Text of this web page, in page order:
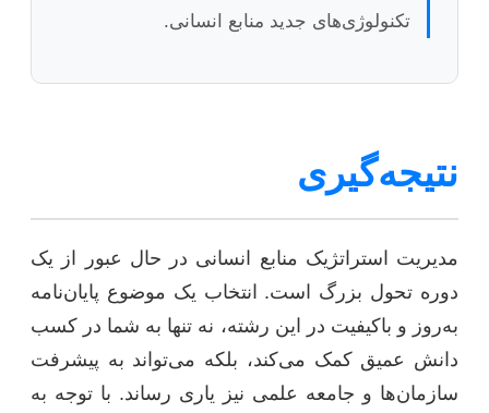
تکنولوژی‌های جدید منابع انسانی.
نتیجه‌گیری
مدیریت استراتژیک منابع انسانی در حال عبور از یک
دوره تحول بزرگ است. انتخاب یک موضوع پایان‌نامه
به‌روز و باکیفیت در این رشته، نه تنها به شما در کسب
دانش عمیق کمک می‌کند، بلکه می‌تواند به پیشرفت
سازمان‌ها و جامعه علمی نیز یاری رساند. با توجه به